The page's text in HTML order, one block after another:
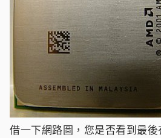
借一下網路圖，您是否看到最後